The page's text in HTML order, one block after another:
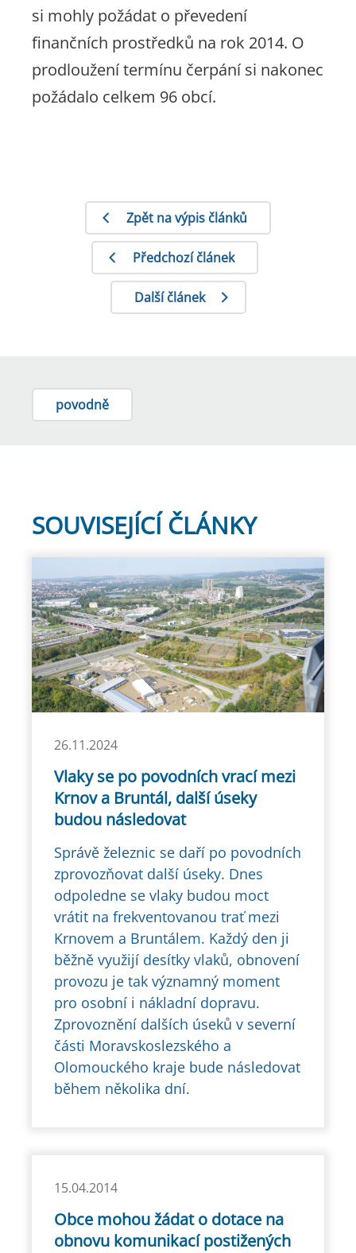
si mohly požádat o převedení
finančních prostředků na rok 2014. O
prodloužení termínu čerpání si nakonec
požádalo celkem 96 obcí.
Zpět na výpis článků
Předchozí článek
Další článek
povodně
SOUVISEJÍCÍ ČLÁNKY
26.11.2024
Vlaky se po povodních vrací mezi
Krnov a Bruntál, další úseky
budou následovat
Správě železnic se daří po povodních
zprovozňovat další úseky. Dnes
odpoledne se vlaky budou moct
vrátit na frekventovanou trať mezi
Krnovem a Bruntálem. Každý den ji
běžně využijí desítky vlaků, obnovení
provozu je tak významný moment
pro osobní i nákladní dopravu.
Zprovoznění dalších úseků v severní
části Moravskoslezského a
Olomouckého kraje bude následovat
během několika dní.
15.04.2014
Obce mohou žádat o dotace na
obnovu komunikací postižených